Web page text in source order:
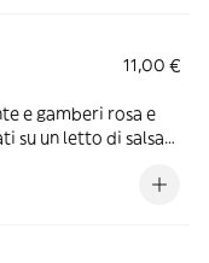
11,00 €
e gamberi rosa e
su un letto di salsa